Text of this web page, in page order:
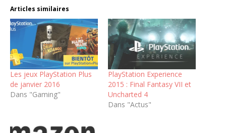
Articles similaires
Les jeux PlayStation Plus
de janvier 2016
Dans "Gaming"
PlayStation Experience
2015 : Final Fantasy VII et
Uncharted 4
Dans "Actus"